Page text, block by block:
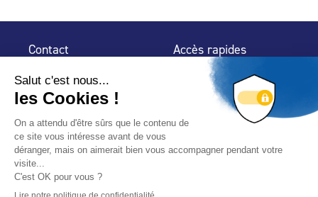
Contact
32 rue de Mogador
75 009 Paris
Accès rapides
Espace Presse
Trouver un
professionnel
Nous suivre